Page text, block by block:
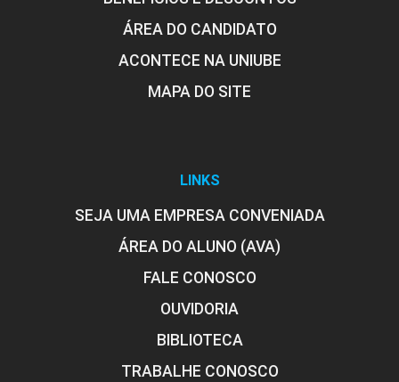
ÁREA DO CANDIDATO
ACONTECE NA UNIUBE
MAPA DO SITE
LINKS
SEJA UMA EMPRESA CONVENIADA
ÁREA DO ALUNO (AVA)
FALE CONOSCO
OUVIDORIA
BIBLIOTECA
TRABALHE CONOSCO